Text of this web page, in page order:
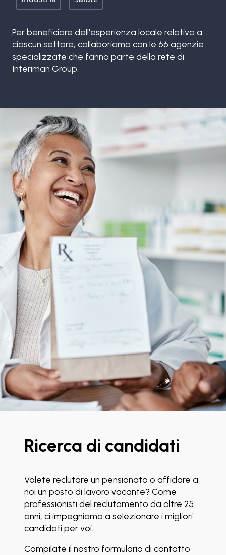
Per beneficiare dell'esperienza locale relativa a
ciascun settore, collaboriamo con le 66 agenzie
specializzate che fanno parte della rete di
Interiman Group.
Ricerca di candidati
Volete reclutare un pensionato o affidare a
noi un posto di lavoro vacante? Come
professionisti del reclutamento da oltre 25
anni, ci impegniamo a selezionare i migliori
candidati per voi.
Compilate il nostro formulario di contatto